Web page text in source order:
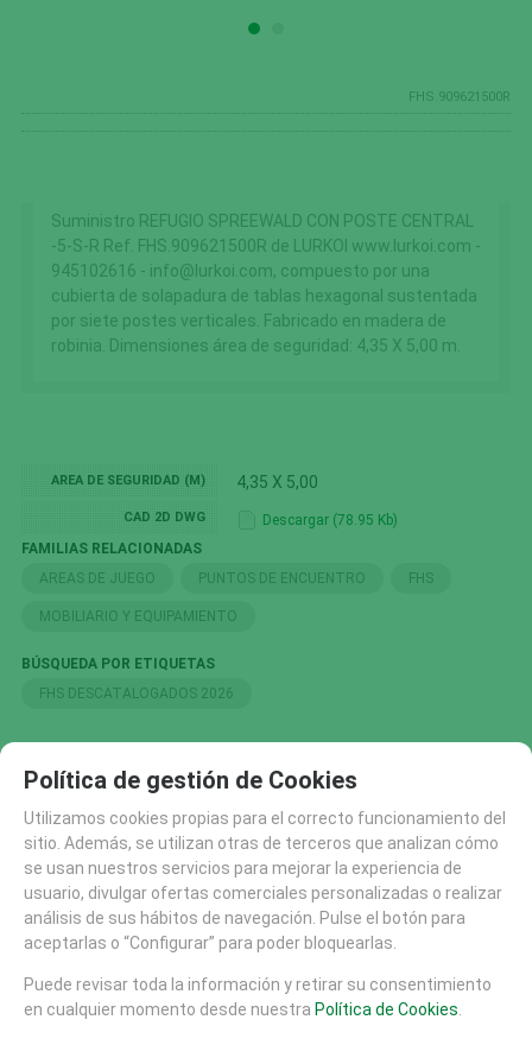
FHS.909621500R
Suministro REFUGIO SPREEWALD CON POSTE CENTRAL
-5-S-R Ref. FHS.909621500R de LURKOI www.lurkoi.com -
945102616 - info@lurkoi.com, compuesto por una
cubierta de solapadura de tablas hexagonal sustentada
por siete postes verticales. Fabricado en madera de
robinia. Dimensiones área de seguridad: 4,35 X 5,00 m.
AREA DE SEGURIDAD (M) 4,35 X 5,00
CAD 2D DWG
Descargar (78.95 Kb)
FAMILIAS RELACIONADAS
AREAS DE JUEGO
PUNTOS DE ENCUENTRO FHS
MOBILIARIO Y EQUIPAMIENTO
BÚSQUEDA POR ETIQUETAS
FHS DESCATALOGADOS 2026
SOLICITAR MÁS INFO RECOMENDAR
CATÁLOGO
AREAS DE JUEGO
MATERIALES
PISTAS SKATE
EQUIPAMIENTO DEPORTIVO (30)
Política de gestión de Cookies
Utilizamos cookies propias para el correcto funcionamiento del
sitio. Además, se utilizan otras de terceros que analizan cómo
se usan nuestros servicios para mejorar la experiencia de
usuario, divulgar ofertas comerciales personalizadas o realizar
análisis de sus hábitos de navegación. Pulse el botón para
aceptarlas o “Configurar” para poder bloquearlas.
Puede revisar toda la información y retirar su consentimiento
en cualquier momento desde nuestra Política de Cookies